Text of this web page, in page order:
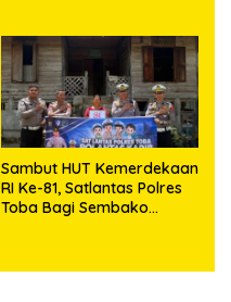
Sambut HUT Kemerdekaan
RI Ke-81, Satlantas Polres
Toba Bagi Sembako